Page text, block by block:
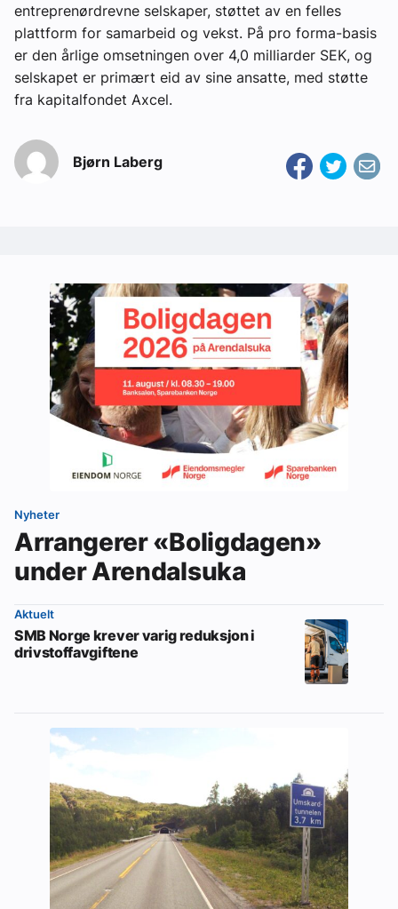
entreprenørdrevne selskaper, støttet av en felles
plattform for samarbeid og vekst. På pro forma-basis
er den årlige omsetningen over 4,0 milliarder SEK, og
selskapet er primært eid av sine ansatte, med støtte
fra kapitalfondet Axcel.
Bjørn Laberg
Nyheter
Arrangerer «Boligdagen»
under Arendalsuka
Aktuelt
SMB Norge krever varig reduksjon i
drivstoffavgiftene